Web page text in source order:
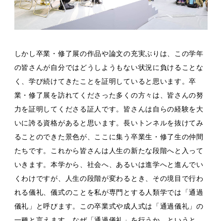
しかし卒業・修了展の作品や論文の充実ぶりは、この学年
の皆さんが自分ではどうしようもない状況に負けることな
く、学び続けてきたことを証明していると思います。卒
業・修了展を訪れてくださった多くの方々は、皆さんの努
力を証明してくださる証人です。皆さんは自らの経験を大
いに誇る資格があると思います。長いトンネルを抜けてみ
ることのできた景色が、ここに集う卒業生・修了生の仲間
たちです。これから皆さんは人生の新たな段階へと入って
いきます。本学から、社会へ、あるいは進学へと進んでい
くわけですが、人生の段階が変わるとき、その境目で行わ
れる儀礼、儀式のことを私が専門とする人類学では「通過
儀礼」と呼びます。この卒業式や成人式は「通過儀礼」の